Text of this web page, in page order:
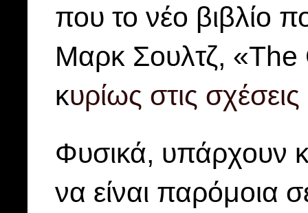
που το νέο βιβλίο
Μαρκ Σουλτζ, «The
κυρίως στις σχέσεις
Φυσικά, υπάρχουν
να είναι παρόμοια